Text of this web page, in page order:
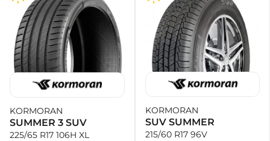
KORMORAN
SUMMER 3 SUV
225/65 R17 106H XL
KORMORAN
SUV SUMMER
215/60 R17 96V